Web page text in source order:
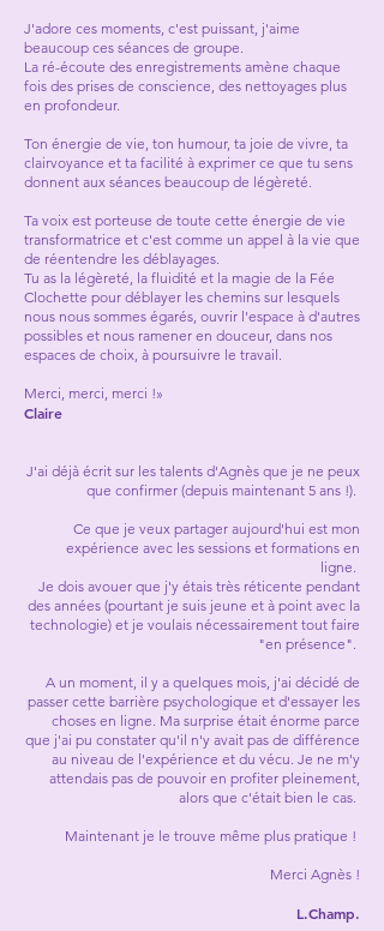
J'adore ces moments, c'est puissant, j'aime
beaucoup ces séances de groupe.
La ré-écoute des enregistrements amène chaque
fois des prises de conscience, des nettoyages plus
en profondeur.
Ton énergie de vie, ton humour, ta joie de vivre, ta
clairvoyance et ta facilité à exprimer ce que tu sens
donnent aux séances beaucoup de légèreté.
Ta voix est porteuse de toute cette énergie de vie
transformatrice et c'est comme un appel à la vie que
de réentendre les déblayages.
Tu as la légèreté, la fluidité et la magie de la Fée
Clochette pour déblayer les chemins sur lesquels
nous nous sommes égarés, ouvrir l'espace à d'autres
possibles et nous ramener en douceur, dans nos
espaces de choix, à poursuivre le travail.
Merci, merci, merci !»
Claire
​J'ai déjà écrit sur les talents d'Agnès que je ne peux
que confirmer (depuis maintenant 5 ans !).
Ce que je veux partager aujourd'hui est mon
expérience avec les sessions et formations en
ligne.
Je dois avouer que j'y étais très réticente pendant
des années (pourtant je suis jeune et à point avec la
technologie) et je voulais nécessairement tout faire
"en présence".
A un moment, il y a quelques mois, j'ai décidé de
passer cette barrière psychologique et d'essayer les
choses en ligne. Ma surprise était énorme parce
que j'ai pu constater qu'il n'y avait pas de différence
au niveau de l'expérience et du vécu. Je ne m'y
attendais pas de pouvoir en profiter pleinement,
alors que c'était bien le cas.
Maintenant je le trouve même plus pratique !
Merci Agnès !
L.Champ.